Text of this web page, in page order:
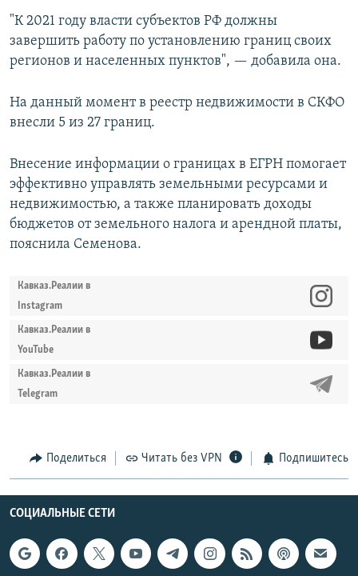
"К 2021 году власти субъектов РФ должны
завершить работу по установлению границ своих
регионов и населенных пунктов", — добавила она.
На данный момент в реестр недвижимости в СКФО
внесли 5 из 27 границ.
Внесение информации о границах в ЕГРН помогает
эффективно управлять земельными ресурсами и
недвижимостью, а также планировать доходы
бюджетов от земельного налога и арендной платы,
пояснила Семенова.
Кавказ.Реалии в
Instagram
Кавказ.Реалии в
YouTube
Кавказ.Реалии в
Telegram
Поделиться Читать без VPN Подпишитесь
СОЦИАЛЬНЫЕ СЕТИ